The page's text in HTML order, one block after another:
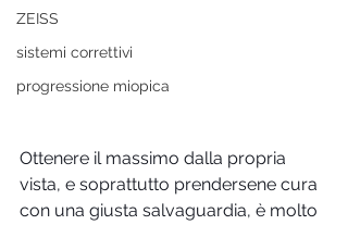
ZEISS
sistemi correttivi
progressione miopica
Ottenere il massimo dalla propria
vista, e soprattutto prendersene cura
con una giusta salvaguardia, è molto